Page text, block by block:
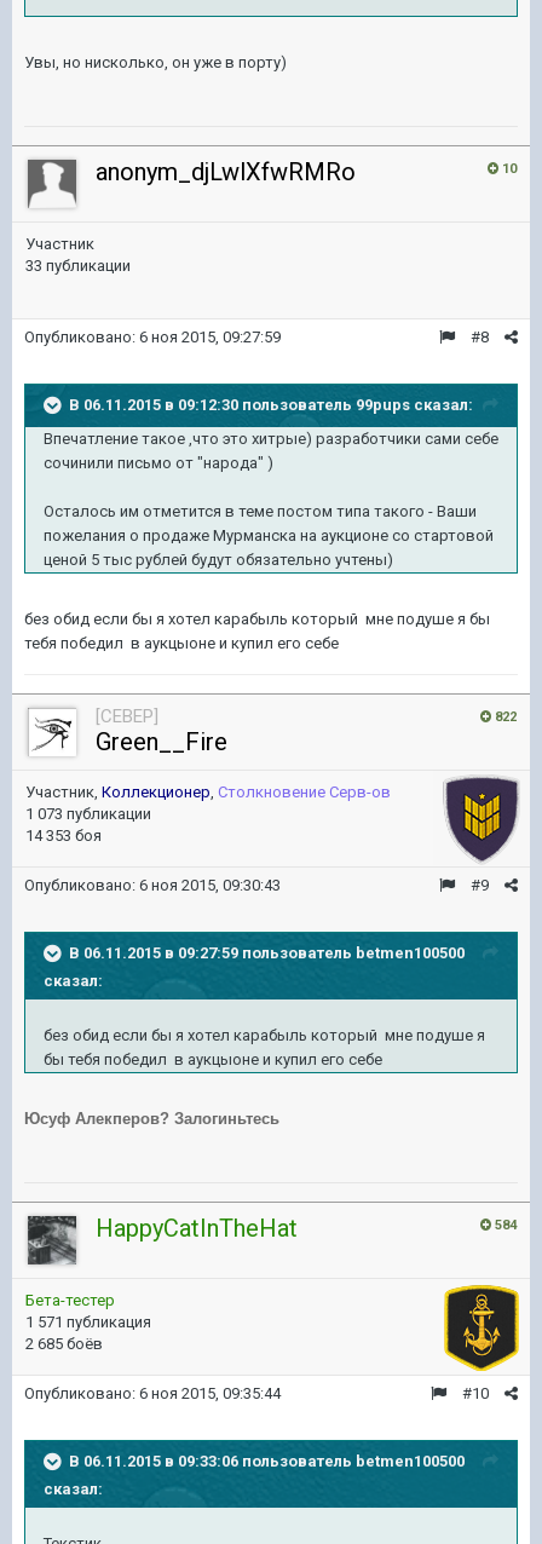
Увы, но нисколько, он уже в порту)
10
anonym_djLwlXfwRMRo
Участник
33 публикации
#8
Опубликовано: 6 ноя 2015, 09:27:59
В 06.11.2015 в 09:12:30 пользователь 99pups сказал:
Впечатление такое ,что это хитрые) разработчики сами себе
сочинили письмо от "народа" )
Осталось им отметится в теме постом типа такого - Ваши
пожелания о продаже Мурманска на аукционе со стартовой
ценой 5 тыс рублей будут обязательно учтены)
без обид если бы я хотел карабыль который мне подуше я бы
тебя победил в аукцыоне и купил его себе
822
[CEBEP]
Green__Fire
Участник, Коллекционер Столкновение Серв-ов
1 073 публикации
14 353 боя
#9
Опубликовано: 6 ноя 2015, 09:30:43
В 06.11.2015 в 09:27:59 пользователь betmen100500
сказал:
без обид если бы я хотел карабыль который мне подуше я
бы тебя победил в аукцыоне и купил его себе
Юсуф Алекперов? Залогиньтесь
584
HappyCatInTheHat
Бета-тестер
1 571 публикация
2 685 боёв
#10
Опубликовано: 6 ноя 2015, 09:35:44
В 06.11.2015 в 09:33:06 пользователь betmen100500
сказал: